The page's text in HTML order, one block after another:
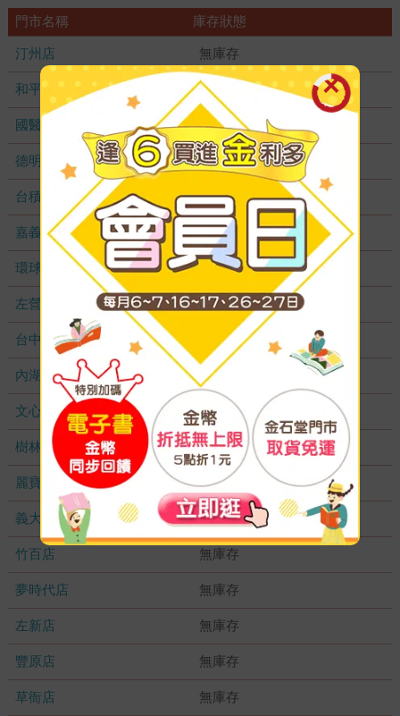
門市名稱 庫存狀態
汀州店 無庫存
和平店 無庫存
國醫加盟店 無庫存
德明加盟店 無庫存
台積店 無庫存
嘉義耐斯店 無庫存
環球店 無庫存
左營店 無庫存
台中秀泰店 無庫存
內湖大潤發 無庫存
文心店 無庫存
樹林店 無庫存
麗寶店 無庫存
義大店 無庫存
竹百店 無庫存
夢時代店 無庫存
左新店 無庫存
豐原店 無庫存
草衙店 無庫存